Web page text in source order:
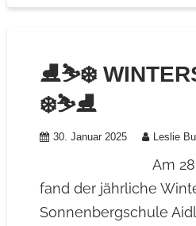
⛸️⛷️❄️
❄️⛷️⛸️
30. Januar 2025 Leslie
Am
fand der jährliche
Sonnenbergschule